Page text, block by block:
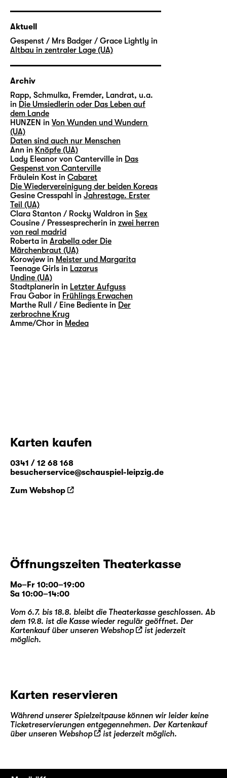
Aktuell
Gespenst / Mrs Badger / Grace Lightly in
Altbau in zentraler Lage (UA)
Archiv
Rapp, Schmulka, Fremder, Landrat, u.a.
in Die Umsiedlerin oder Das Leben auf
dem Lande
HUNZEN in Von Wunden und Wundern
(UA)
Daten sind auch nur Menschen
Ann in Knöpfe (UA)
Lady Eleanor von Canterville in Das
Gespenst von Canterville
Fräulein Kost in Cabaret
Die Wiedervereinigung der beiden Koreas
Gesine Cresspahl in Jahrestage. Erster
Teil (UA)
Clara Stanton / Rocky Waldron in Sex
Cousine / Pressesprecherin in zwei herren
von real madrid
Roberta in Arabella oder Die
Märchenbraut (UA)
Korowjew in Meister und Margarita
Teenage Girls in Lazarus
Undine (UA)
Stadtplanerin in Letzter Aufguss
Frau Gabor in Frühlings Erwachen
Marthe Rull / Eine Bediente in Der
zerbrochne Krug
Amme/Chor in Medea
Karten kaufen
0341 / 12 68 168
besucherservice@schauspiel-leipzig.de
Zum Webshop
Öffnungszeiten Theaterkasse
Mo–Fr 10:00–19:00
Sa 10:00–14:00
Vom 6.7. bis 18.8. bleibt die Theaterkasse geschlossen. Ab
dem 19.8. ist die Kasse wieder regulär geöffnet. Der
Kartenkauf über unseren Webshop
ist jederzeit
möglich.
Karten reservieren
Während unserer Spielzeitpause können wir leider keine
Ticketreservierungen entgegennehmen. Der Kartenkauf
über unseren Webshop ist jederzeit möglich.